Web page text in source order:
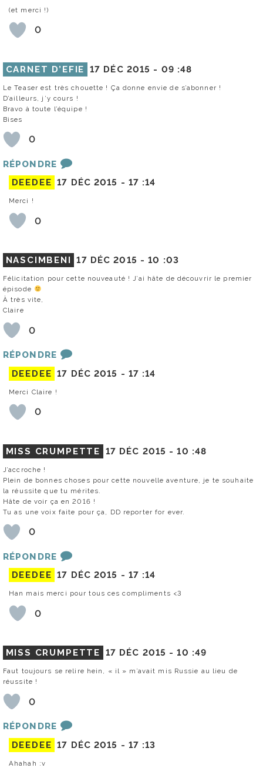
(et merci !)
0
CARNET D’EFIE 17 DÉC 2015 - 09 :48
Le Teaser est très chouette ! Ça donne envie de s’abonner !
D’ailleurs, j’y cours !
Bravo à toute l’équipe !
Bises
0
RÉPONDRE
DEEDEE 17 DÉC 2015 - 17 :14
Merci !
0
NASCIMBENI 17 DÉC 2015 -10 :03
Félicitation pour cette nouveauté ! J’ai hâte de découvrir le premier
épisode
À très vite,
Claire
0
RÉPONDRE
DEEDEE 17 DÉC 2015 - 17 :14
Merci Claire !
0
MISS CRUMPETTE 17 DÉC 2015 -10 :48
J’accroche !
Plein de bonnes choses pour cette nouvelle aventure, je te souhaite
la réussite que tu mérites.
Hâte de voir ça en 2016 !
Tu as une voix faite pour ça, DD reporter for ever.
0
RÉPONDRE
DEEDEE 17 DÉC 2015 - 17 :14
Han mais merci pour tous ces compliments <3
0
MISS CRUMPETTE 17 DÉC 2015 -10 :49
Faut toujours se relire hein, « il » m’avait mis Russie au lieu de
réussite !
0
RÉPONDRE
DEEDEE 17 DÉC 2015 - 17 :13
Ahahah :v